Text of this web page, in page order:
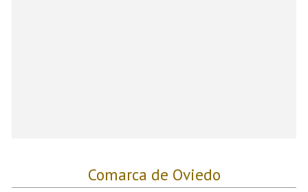
Comarca de Oviedo